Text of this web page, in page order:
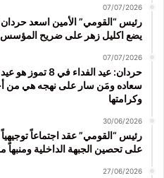
07/07/2026
رئيس “القومي” الأمين اسعد
يضع اكليل زهر على ضريح
07/07/2026
حردان: عيد
سعاده ومَن سار على نهجه هي من
وكرامتها
30/06/2026
رئيس “القومي” عقد اجتماعاً
على تحصين الجبهة الداخلية ومنبهاً
27/06/2026